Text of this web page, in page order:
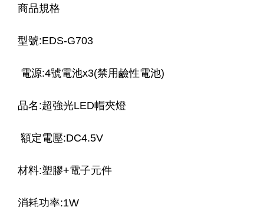
商品規格
型號:EDS-G703
電源:4號電池x3(禁用鹼性電池)
品名:超強光LED帽夾燈
額定電壓:DC4.5V
材料:塑膠+電子元件
消耗功率:1W